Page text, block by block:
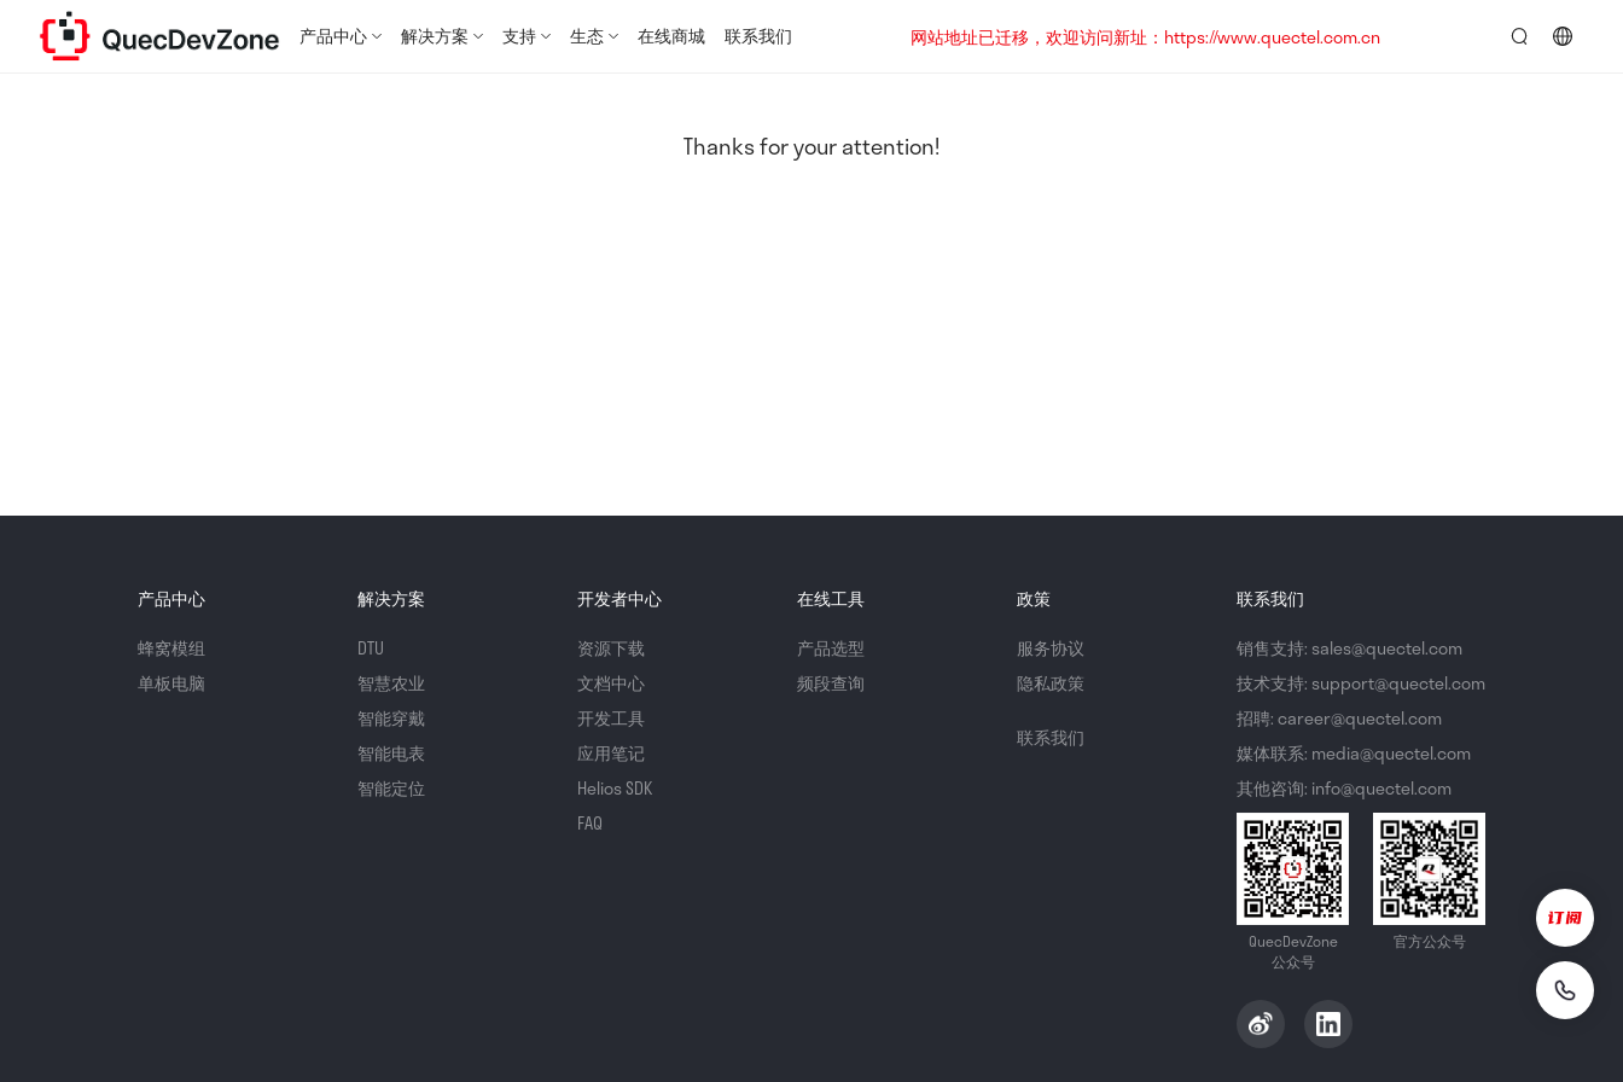
产品中心 解决方案 支持 生态 在线商城 联系我们
网站地址已迁移，欢迎访问新址：https://www.quectel.com.cn
Thanks for your attention!
产品中心
蜂窝模组
单板电脑
解决方案
DTU
智慧农业
智能穿戴
智能电表
智能定位
开发者中心
资源下载
文档中心
开发工具
应用笔记
Helios SDK
FAQ
在线工具
产品选型
频段查询
政策
服务协议
隐私政策
联系我们
联系我们
销售支持: sales@quectel.com
技术支持: support@quectel.com
招聘: career@quectel.com
媒体联系: media@quectel.com
其他咨询: info@quectel.com
QuecDevZone
公众号
官方公众号